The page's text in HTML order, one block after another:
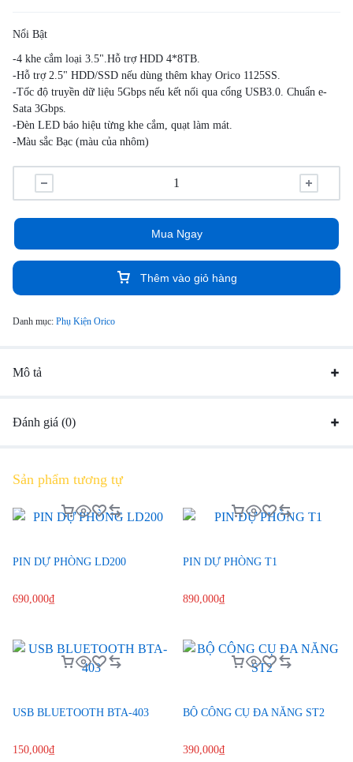
Nổi Bật
-4 khe cắm loại 3.5".Hỗ trợ HDD 4*8TB.
-Hỗ trợ 2.5" HDD/SSD nếu dùng thêm khay Orico 1125SS.
-Tốc độ truyền dữ liệu 5Gbps nếu kết nối qua cổng USB3.0. Chuẩn e-
Sata 3Gbps.
-Đèn LED báo hiệu từng khe cắm, quạt làm mát.
-Màu sắc Bạc (màu của nhôm)
Thêm vào giỏ hàng
Mua Ngay
Danh mục: Phụ Kiện Orico
Mô tả
Đánh giá (0)
Sản phẩm tương tự
PIN DỰ PHÒNG LD200
690,000₫
PIN DỰ PHÒNG T1
890,000₫
USB BLUETOOTH BTA-403
150,000₫
BỘ CÔNG CỤ ĐA NĂNG ST2
390,000₫